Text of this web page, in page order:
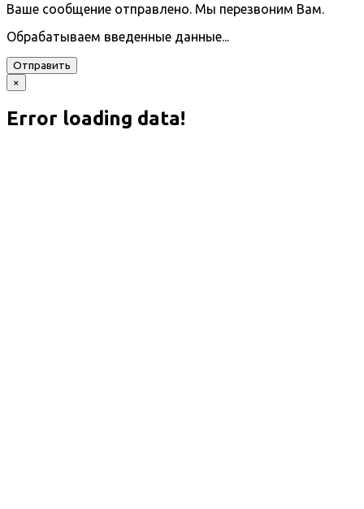
Ваше сообщение отправлено. Мы перезвоним Вам.
Обрабатываем введенные данные...
Отправить
×
Error loading data!